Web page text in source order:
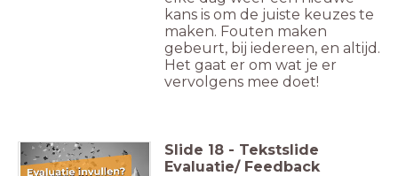
kans is om de juiste keuzes te
maken. Fouten maken
gebeurt, bij iedereen, en altijd.
Het gaat er om wat je er
vervolgens mee doet!
Slide 18 - Tekstslide
Evaluatie/ Feedback